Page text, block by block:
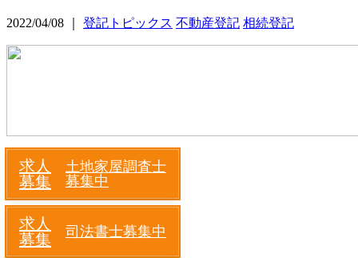
2022/04/08 ｜ 登記トピックス 不動産登記 相続登記
求人
募集
土地家屋調査士
募集中
求人
募集
司法書士募集中